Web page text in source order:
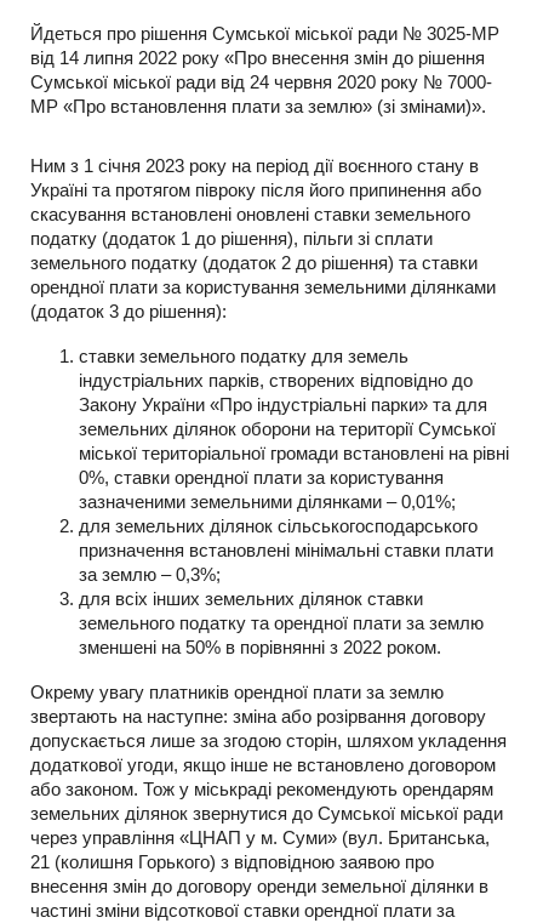
Йдеться про рішення Сумської міської ради № 3025-МР
від 14 липня 2022 року «Про внесення змін до рішення
Сумської міської ради від 24 червня 2020 року № 7000-
МР «Про встановлення плати за землю» (зі змінами)».
Ним з 1 січня 2023 року на період дії воєнного стану в
Україні та протягом півроку після його припинення або
скасування встановлені оновлені ставки земельного
податку (додаток 1 до рішення), пільги зі сплати
земельного податку (додаток 2 до рішення) та ставки
орендної плати за користування земельними ділянками
(додаток 3 до рішення):
ставки земельного податку для земель
індустріальних парків, створених відповідно до
Закону України «Про індустріальні парки» та для
земельних ділянок оборони на території Сумської
міської територіальної громади встановлені на рівні
0%, ставки орендної плати за користування
зазначеними земельними ділянками – 0,01%;
для земельних ділянок сільськогосподарського
призначення встановлені мінімальні ставки плати
за землю – 0,3%;
для всіх інших земельних ділянок ставки
земельного податку та орендної плати за землю
зменшені на 50% в порівнянні з 2022 роком.
Окрему увагу платників орендної плати за землю
звертають на наступне: зміна або розірвання договору
допускається лише за згодою сторін, шляхом укладення
додаткової угоди, якщо інше не встановлено договором
або законом. Тож у міськраді рекомендують орендарям
земельних ділянок звернутися до Сумської міської ради
через управління «ЦНАП у м. Суми» (вул. Британська,
21 (колишня Горького) з відповідною заявою про
внесення змін до договору оренди земельної ділянки в
частині зміни відсоткової ставки орендної плати за